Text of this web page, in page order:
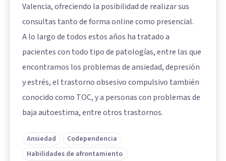
Valencia, ofreciendo la posibilidad de realizar sus
consultas tanto de forma online como presencial.
A lo largo de todos estos años ha tratado a
pacientes con todo tipo de patologías, entre las que
encontramos los problemas de ansiedad, depresión
y estrés, el trastorno obsesivo compulsivo también
conocido como TOC, y a personas con problemas de
baja autoestima, entre otros trastornos.
Ansiedad
Codependencia
Habilidades de afrontamiento